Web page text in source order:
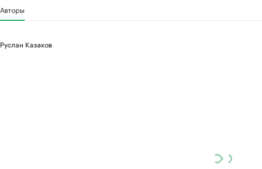
Авторы
Руслан Казаков